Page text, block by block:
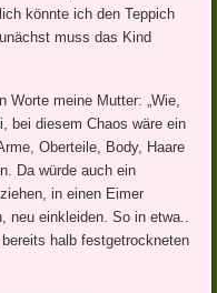
könnte ich den Teppich
muss das Kind
Worte meine Mutter: „Wie,
bei diesem Chaos wäre ein
Oberteile, Body, Haare
Da würde auch ein
in einen Eimer
einkleiden. So in etwa..
halb festgetrockneten